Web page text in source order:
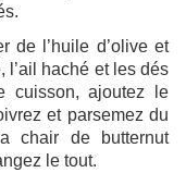
de l’huile d’olive et
l’ail haché et les dés
cuisson, ajoutez le
et parsemez du
chair de butternut
le tout.